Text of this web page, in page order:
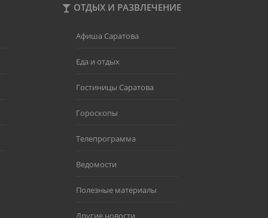
ОТДЫХ И РАЗВЛЕЧЕНИЕ
Афиша Саратова
Еда и отдых
Гостиницы Саратова
Гороскопы
Телепрограмма
Ведомости
Полезные материалы
Другие новости